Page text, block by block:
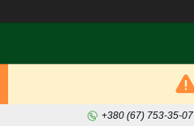
+380 (67) 753-35-07